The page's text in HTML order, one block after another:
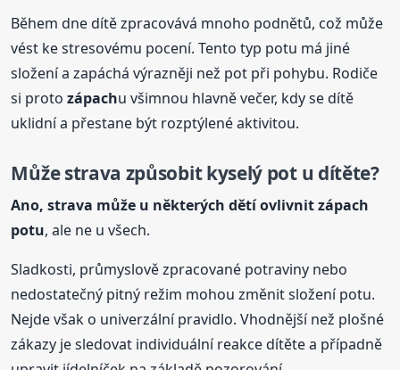
Během dne dítě zpracovává mnoho podnětů, což může
vést ke stresovému pocení. Tento typ potu má jiné
složení a zapáchá výrazněji než pot při pohybu. Rodiče
si protozápachu všimnou hlavně večer, kdy se dítě
uklidní a přestane být rozptýlené aktivitou.
Může strava způsobitkyselý pot u dítěte?
Ano, strava může u některých dětí ovlivnitzápach
potu, ale ne u všech.
Sladkosti, průmyslově zpracované potraviny nebo
nedostatečný pitný režim mohou změnit složení potu.
Nejde však o univerzální pravidlo. Vhodnější než plošné
zákazy je sledovat individuální reakce dítěte a případně